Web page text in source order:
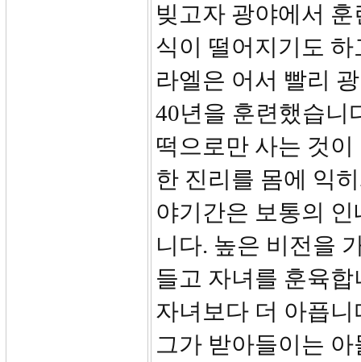
빚고자 광야에서
식이 떨어지기도
라엘은 어서 빨리
40년을 훈련했습니
떡으로만 사는 것
한 진리를 몸에 익
야기간은 보통의
니다. 높은 비전을
들고 자녀를 훈육
자녀보다 더 아픕
그가 받아들이는